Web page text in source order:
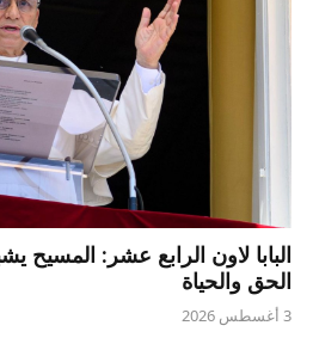
البابا لاون الرابع عشر: المسيح
الحق والحياة
3 أغسطس 2026